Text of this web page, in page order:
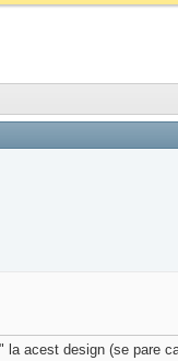
la acest design (se pare